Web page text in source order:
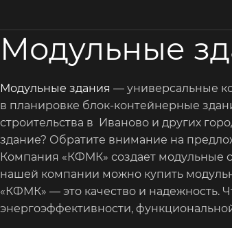
Модульные
Модульные здания — универсальные
в планировке блок-контейнерные
строительства в Иваново и других
здание? Обратите внимание на
Компания «КФМК» создает модульные
нашей компании можно купить
«КФМК» — это качество и надежность.
энергоэффективности,